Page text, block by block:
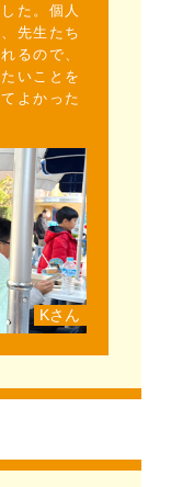
Kさん
た。個人
先生たち
るので、
いことを
よかった